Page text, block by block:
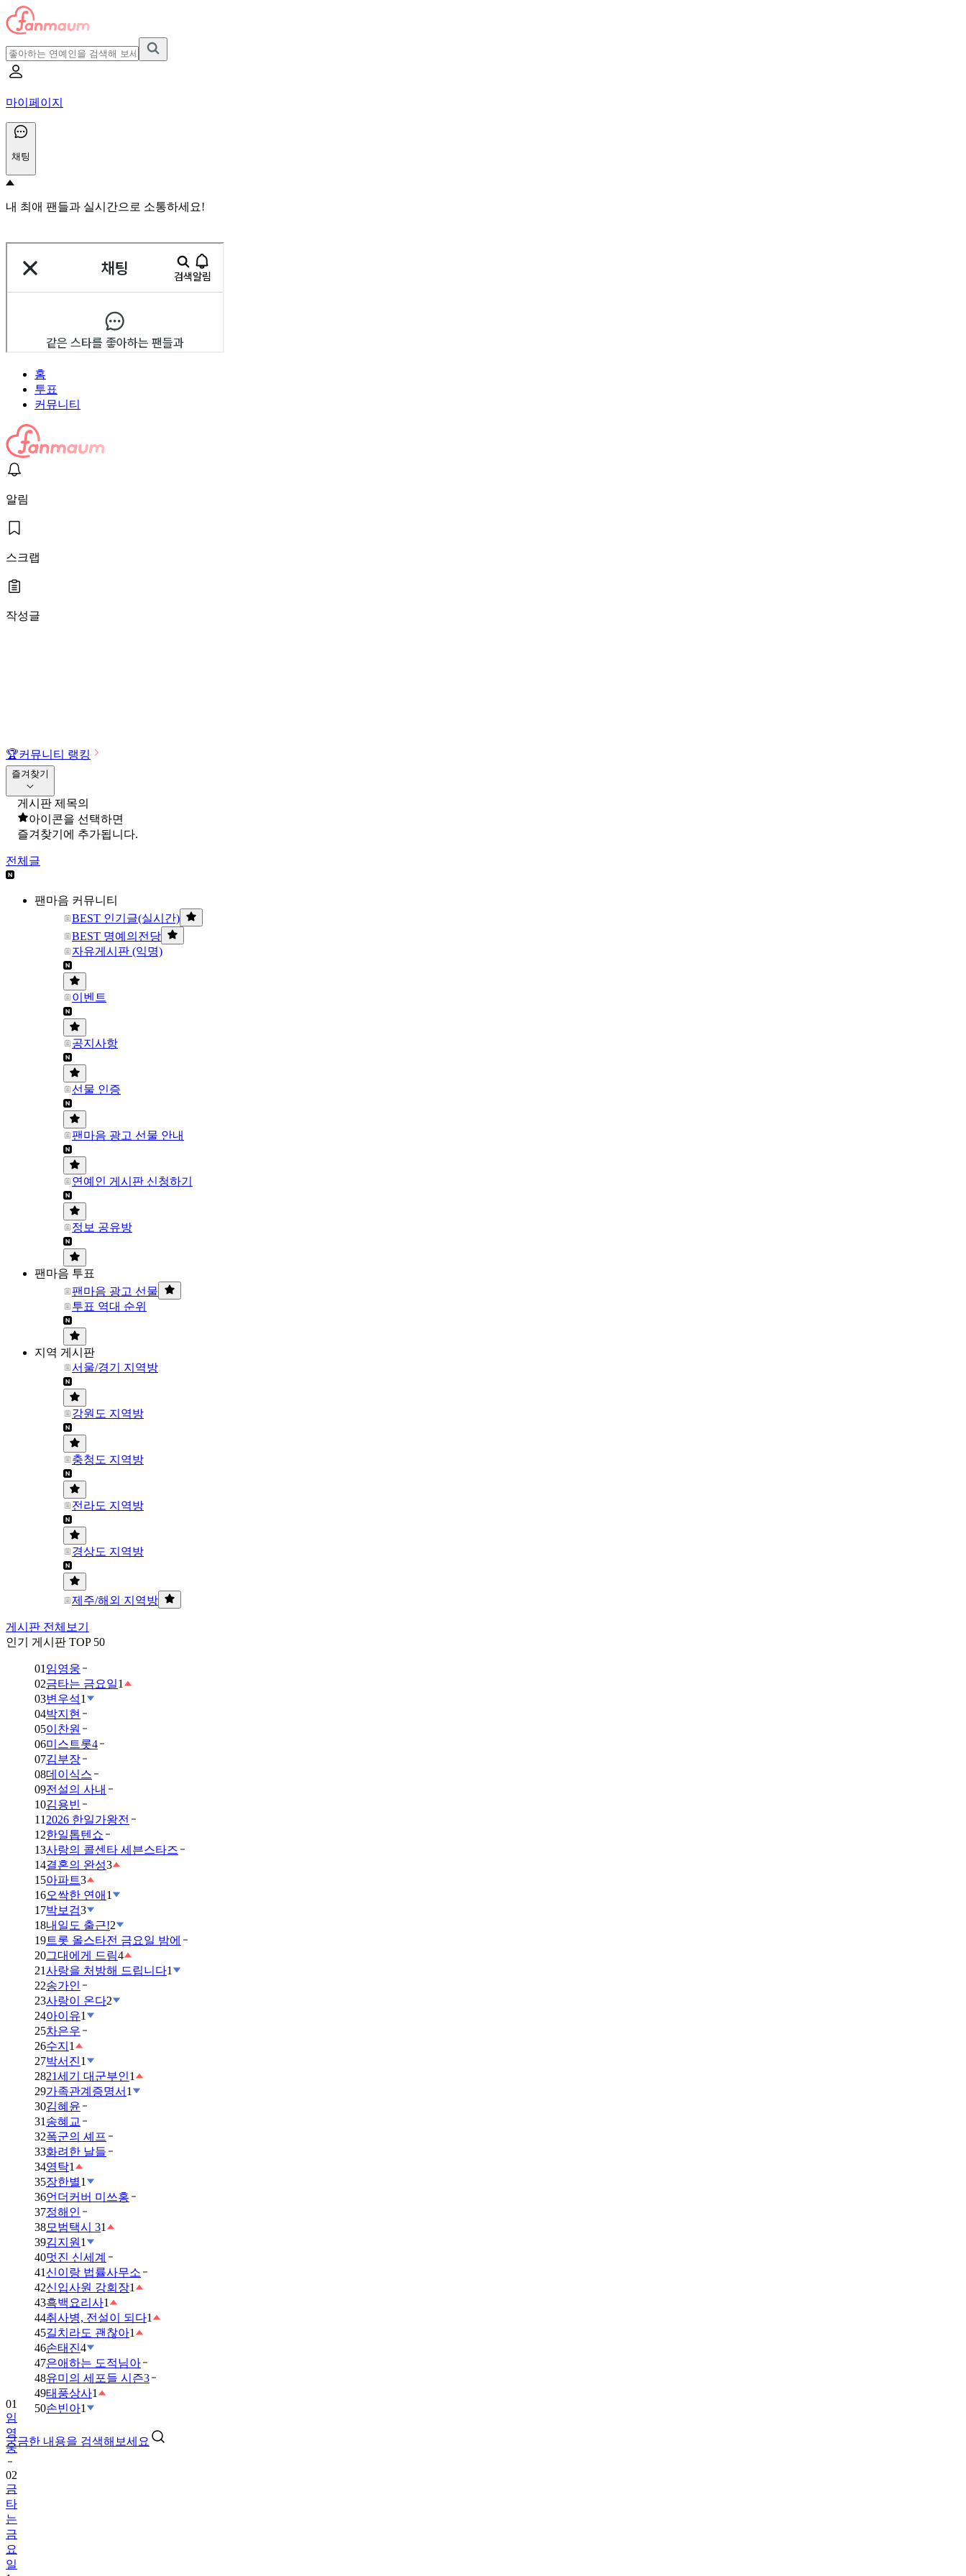
마이페이지
채팅
내 최애 팬들과 실시간으로 소통하세요!
홈
투표
커뮤니티
알림
스크랩
작성글
🏆커뮤니티 랭킹
즐겨찾기
게시판 제목의
아이콘을 선택하면
즐겨찾기에 추가됩니다.
전체글
팬마음 커뮤니티
BEST 인기글(실시간)
BEST 명예의전당
자유게시판 (익명)
이벤트
공지사항
선물 인증
팬마음 광고 선물 안내
연예인 게시판 신청하기
정보 공유방
팬마음 투표
팬마음 광고 선물
투표 역대 순위
지역 게시판
서울/경기 지역방
강원도 지역방
충청도 지역방
전라도 지역방
경상도 지역방
제주/해외 지역방
게시판 전체보기
인기 게시판 TOP 50
01 임영웅
02금타는 금요일1
03변우석1
04박지현
05이찬원
06미스트롯4
07김부장
08데이식스
09전설의 사내
10김용빈
11 2026 한일가왕전
12한일톱텐쇼
13사랑의 콜센타 세븐스타즈
14결혼의 완성3
15아파트3
16오싹한 연애 1
17박보검3
18내일도 출근!2
19트롯 올스타전 금요일 밤에
20그대에게 드림4
21사랑을 처방해 드립니다1
22송가인
23사랑이 온다2
24아이유1
25차은우
26수지 1
27박서진1
2821세기 대군부인1
29가족관계증명서 1
30김혜윤
31 송혜교
32폭군의 셰프
33화려한 날들
34영탁1
35장한별1
36언더커버 미쓰홍
37정해인
38모범택시 31
39김지원 1
40멋진 신세계
41 신이랑 법률사무소
42신입사원 강회장1
43흑백요리사1
44취사병, 전설이 되다1
45길치라도 괜찮아1
46손태진4
47은애하는 도적님아
48유미의 세포들 시즌3
49태풍상사1
50손빈아1
궁금한 내용을 검색해보세요
01
임
영
웅
02
금
타
는
금
요
일